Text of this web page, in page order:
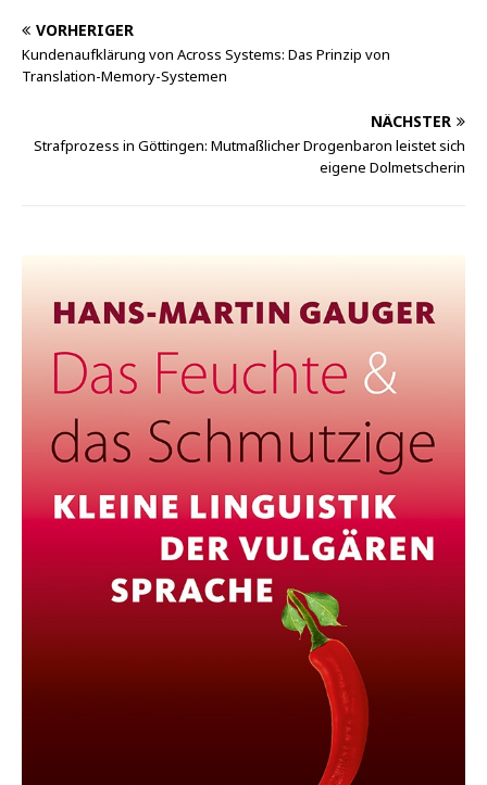
VORHERIGER
Kundenaufklärung von Across Systems: Das Prinzip von
Translation-Memory-Systemen
NÄCHSTER
Strafprozess in Göttingen: Mutmaßlicher Drogenbaron leistet sich
eigene Dolmetscherin